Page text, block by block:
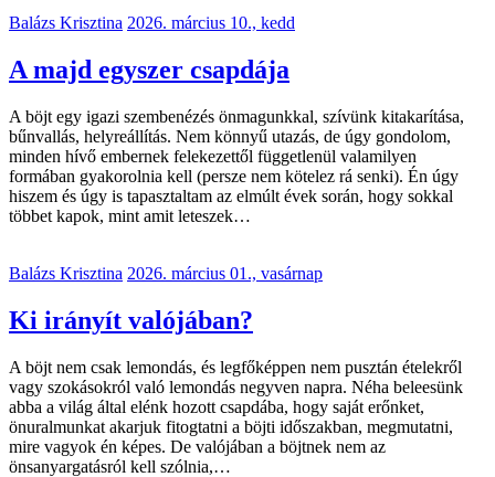
Balázs Krisztina 2026. március 10., kedd
A majd egyszer csapdája
A böjt egy igazi szembenézés önmagunkkal, szívünk kitakarítása,
bűnvallás, helyreállítás. Nem könnyű utazás, de úgy gondolom,
minden hívő embernek felekezettől függetlenül valamilyen
formában gyakorolnia kell (persze nem kötelez rá senki). Én úgy
hiszem és úgy is tapasztaltam az elmúlt évek során, hogy sokkal
többet kapok, mint amit leteszek…
Balázs Krisztina 2026. március 01., vasárnap
Ki irányít valójában?
A böjt nem csak lemondás, és legfőképpen nem pusztán ételekről
vagy szokásokról való lemondás negyven napra. Néha beleesünk
abba a világ által elénk hozott csapdába, hogy saját erőnket,
önuralmunkat akarjuk fitogtatni a böjti időszakban, megmutatni,
mire vagyok én képes. De valójában a böjtnek nem az
önsanyargatásról kell szólnia,…